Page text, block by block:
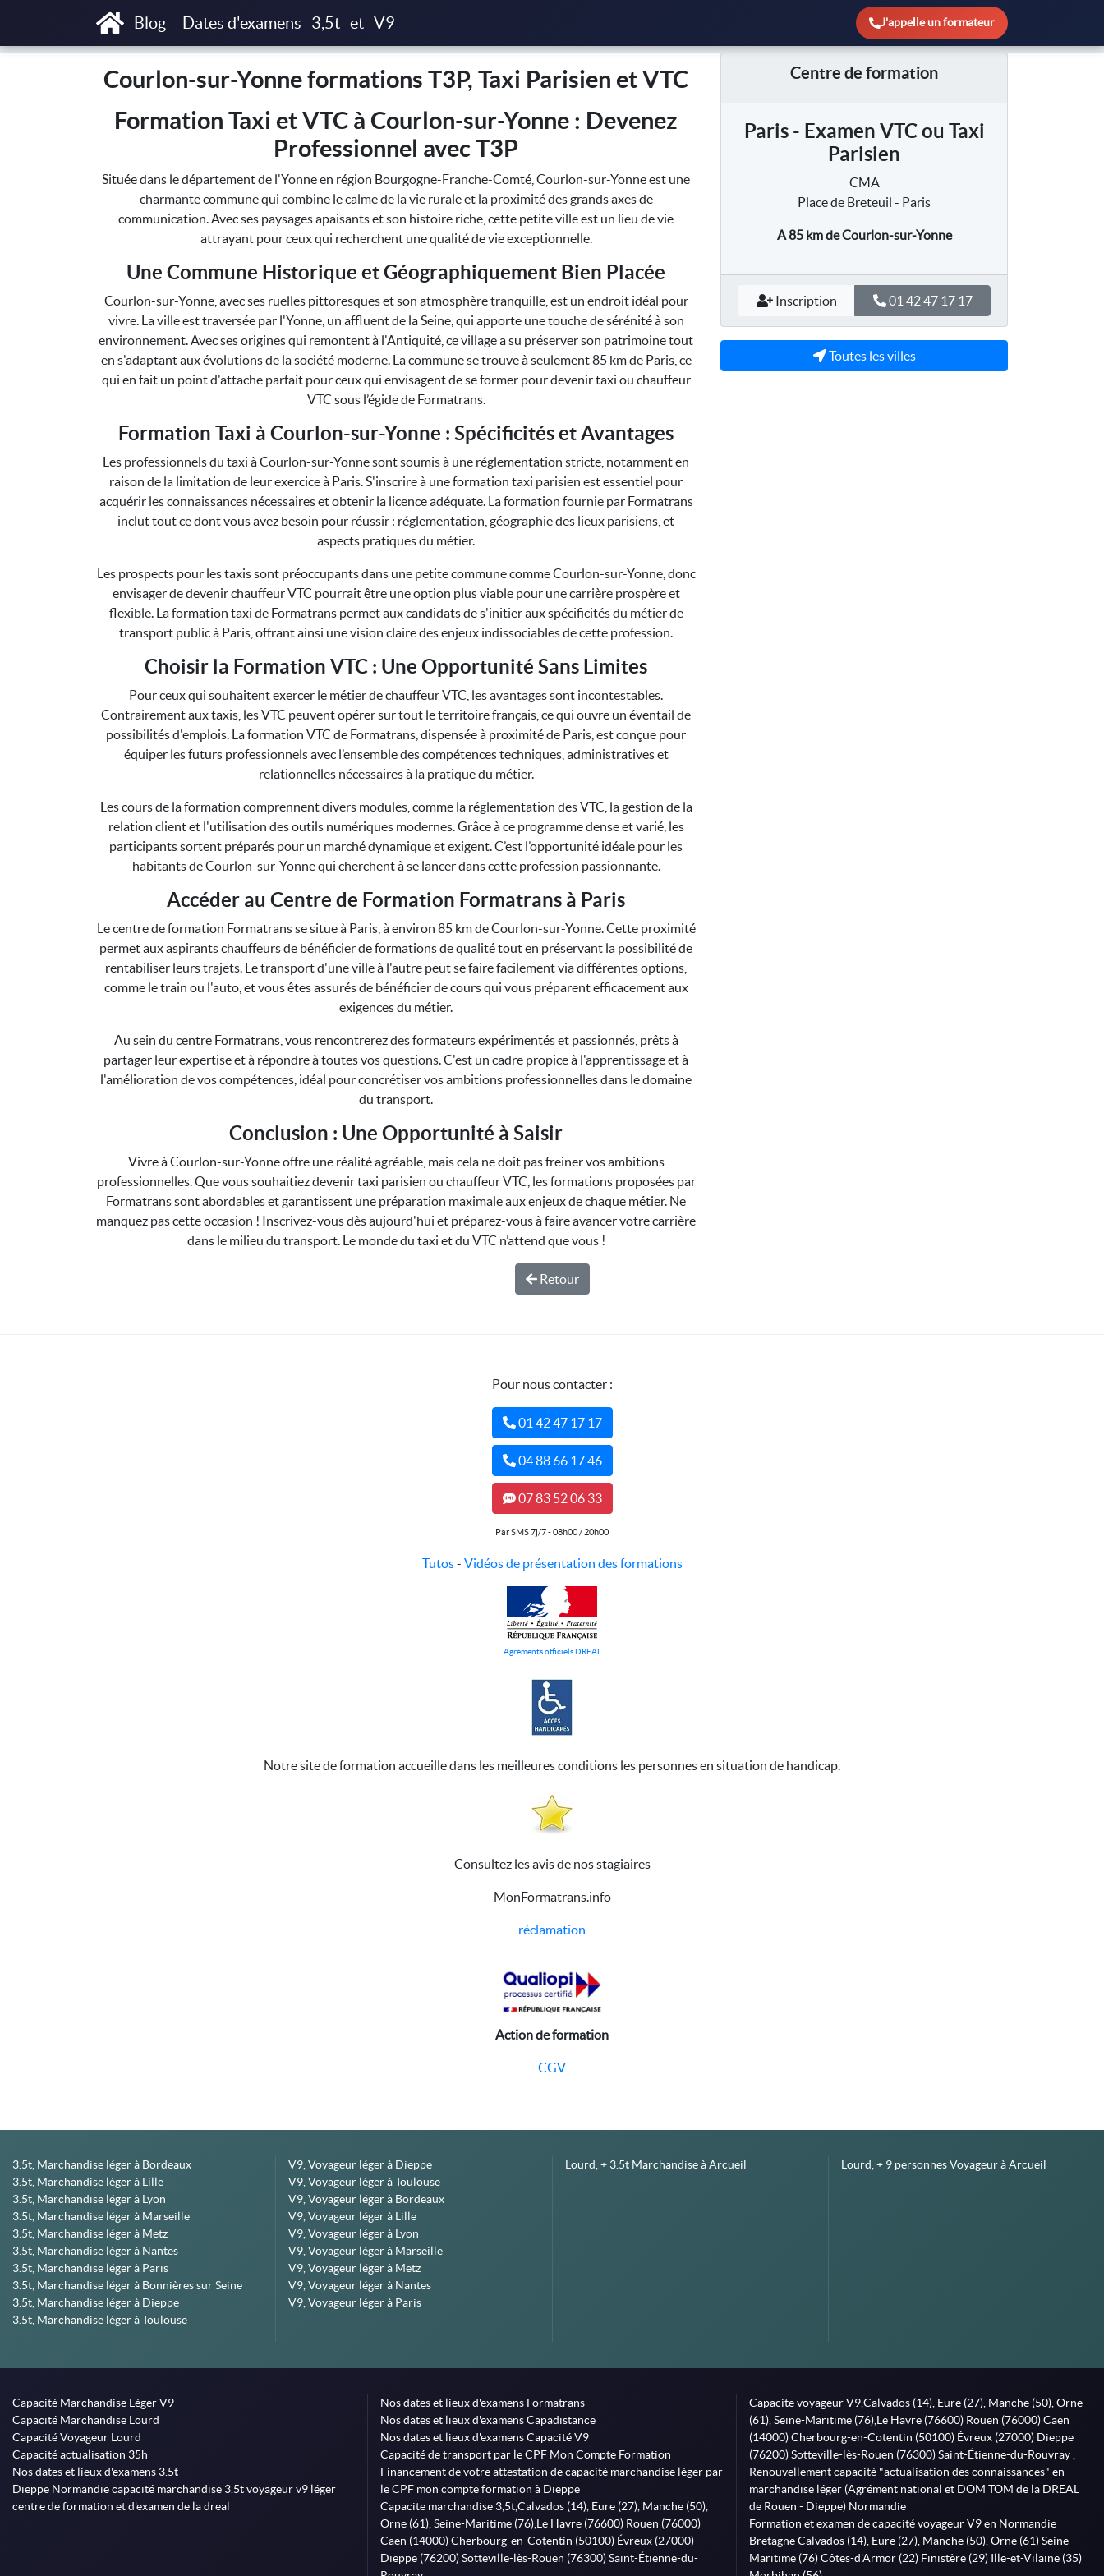
Blog Dates d'examens 3,5t et V9 J'appelle un formateur
Accueil Courlon-sur-Yonne formations T3P, Taxi Parisien et VTC
Courlon-sur-Yonne formations T3P, Taxi Parisien et VTC
Formation Taxi et VTC à Courlon-sur-Yonne : Devenez
Professionnel avec T3P
Située dans le département de l'Yonne en région Bourgogne-Franche-Comté, Courlon-sur-Yonne est une
charmante commune qui combine le calme de la vie rurale et la proximité des grands axes de
communication. Avec ses paysages apaisants et son histoire riche, cette petite ville est un lieu de vie
attrayant pour ceux qui recherchent une qualité de vie exceptionnelle.
Une Commune Historique et Géographiquement Bien Placée
Courlon-sur-Yonne, avec ses ruelles pittoresques et son atmosphère tranquille, est un endroit idéal pour
vivre. La ville est traversée par l'Yonne, un affluent de la Seine, qui apporte une touche de sérénité à son
environnement. Avec ses origines qui remontent à l'Antiquité, ce village a su préserver son patrimoine tout
en s'adaptant aux évolutions de la société moderne. La commune se trouve à seulement 85 km de Paris, ce
qui en fait un point d'attache parfait pour ceux qui envisagent de se former pour devenir taxi ou chauffeur
VTC sous l’égide de Formatrans.
Formation Taxi à Courlon-sur-Yonne : Spécificités et Avantages
Les professionnels du taxi à Courlon-sur-Yonne sont soumis à une réglementation stricte, notamment en
raison de la limitation de leur exercice à Paris. S'inscrire à une formation taxi parisien est essentiel pour
acquérir les connaissances nécessaires et obtenir la licence adéquate. La formation fournie par Formatrans
inclut tout ce dont vous avez besoin pour réussir : réglementation, géographie des lieux parisiens, et
aspects pratiques du métier.
Les prospects pour les taxis sont préoccupants dans une petite commune comme Courlon-sur-Yonne, donc
envisager de devenir chauffeur VTC pourrait être une option plus viable pour une carrière prospère et
flexible. La formation taxi de Formatrans permet aux candidats de s'initier aux spécificités du métier de
transport public à Paris, offrant ainsi une vision claire des enjeux indissociables de cette profession.
Choisir la Formation VTC : Une Opportunité Sans Limites
Pour ceux qui souhaitent exercer le métier de chauffeur VTC, les avantages sont incontestables.
Contrairement aux taxis, les VTC peuvent opérer sur tout le territoire français, ce qui ouvre un éventail de
possibilités d'emplois. La formation VTC de Formatrans, dispensée à proximité de Paris, est conçue pour
équiper les futurs professionnels avec l’ensemble des compétences techniques, administratives et
relationnelles nécessaires à la pratique du métier.
Les cours de la formation comprennent divers modules, comme la réglementation des VTC, la gestion de la
relation client et l'utilisation des outils numériques modernes. Grâce à ce programme dense et varié, les
participants sortent préparés pour un marché dynamique et exigent. C’est l’opportunité idéale pour les
habitants de Courlon-sur-Yonne qui cherchent à se lancer dans cette profession passionnante.
Accéder au Centre de Formation Formatrans à Paris
Le centre de formation Formatrans se situe à Paris, à environ 85 km de Courlon-sur-Yonne. Cette proximité
permet aux aspirants chauffeurs de bénéficier de formations de qualité tout en préservant la possibilité de
rentabiliser leurs trajets. Le transport d'une ville à l'autre peut se faire facilement via différentes options,
comme le train ou l'auto, et vous êtes assurés de bénéficier de cours qui vous préparent efficacement aux
exigences du métier.
Au sein du centre Formatrans, vous rencontrerez des formateurs expérimentés et passionnés, prêts à
partager leur expertise et à répondre à toutes vos questions. C'est un cadre propice à l'apprentissage et à
l'amélioration de vos compétences, idéal pour concrétiser vos ambitions professionnelles dans le domaine
du transport.
Conclusion : Une Opportunité à Saisir
Vivre à Courlon-sur-Yonne offre une réalité agréable, mais cela ne doit pas freiner vos ambitions
professionnelles. Que vous souhaitiez devenir taxi parisien ou chauffeur VTC, les formations proposées par
Formatrans sont abordables et garantissent une préparation maximale aux enjeux de chaque métier. Ne
manquez pas cette occasion ! Inscrivez-vous dès aujourd'hui et préparez-vous à faire avancer votre carrière
dans le milieu du transport. Le monde du taxi et du VTC n’attend que vous !
Centre de formation
Paris - Examen VTC ou Taxi
Parisien
CMA
Place de Breteuil - Paris
A 85 kmde Courlon-sur-Yonne
Inscription 01 42 47 17 17
Toutes les villes
Retour
Pour nous contacter :
01 42 47 17 17
04 88 66 17 46
07 83 52 06 33
Par SMS 7j/7 - 08h00 / 20h00
Tutos- Vidéos de présentation des formations
Agréments officiels DREAL
Notre site de formation accueille dans les meilleures conditions les personnes en situation de handicap.
Consultez les avis de nos stagiaires
MonFormatrans.info
réclamation
Action de formation
CGV
3.5t, Marchandise léger à Bordeaux
3.5t, Marchandise léger à Lille
3.5t, Marchandise léger à Lyon
3.5t, Marchandise léger à Marseille
3.5t, Marchandise léger à Metz
3.5t, Marchandise léger à Nantes
3.5t, Marchandise léger à Paris
3.5t, Marchandise léger à Bonnières sur Seine
3.5t, Marchandise léger à Dieppe
3.5t, Marchandise léger à Toulouse
V9, Voyageur léger à Dieppe
V9, Voyageur léger à Toulouse
V9, Voyageur léger à Bordeaux
V9, Voyageur léger à Lille
V9, Voyageur léger à Lyon
V9, Voyageur léger à Marseille
V9, Voyageur léger à Metz
V9, Voyageur léger à Nantes
V9, Voyageur léger à Paris
Lourd, + 3.5t Marchandise à Arcueil Lourd, + 9 personnes Voyageur à Arcueil
Capacité Marchandise Léger V9
Capacité Marchandise Lourd
Capacité Voyageur Lourd
Capacité actualisation 35h
Nos dates et lieux d'examens 3.5t
Dieppe Normandie capacité marchandise 3.5t voyageur v9 léger
centre de formation et d'examen de la dreal
Nos dates et lieux d'examens Formatrans
Nos dates et lieux d'examens Capadistance
Nos dates et lieux d'examens Capacité V9
Capacité de transport par le CPF Mon Compte Formation
Financement de votre attestation de capacité marchandise léger par
le CPF mon compte formation à Dieppe
Capacite marchandise 3,5t,Calvados (14), Eure (27), Manche (50),
Orne (61), Seine-Maritime (76),Le Havre (76600) Rouen (76000)
Caen (14000) Cherbourg-en-Cotentin (50100) Évreux (27000)
Dieppe (76200) Sotteville-lès-Rouen (76300) Saint-Étienne-du-
Capacite voyageur V9,Calvados (14), Eure (27), Manche (50), Orne
(61), Seine-Maritime (76),Le Havre (76600) Rouen (76000) Caen
(14000) Cherbourg-en-Cotentin (50100) Évreux (27000) Dieppe
(76200) Sotteville-lès-Rouen (76300) Saint-Étienne-du-Rouvray ,
Renouvellement capacité "actualisation des connaissances" en
marchandise léger (Agrément national et DOM TOM de la DREAL
de Rouen - Dieppe) Normandie
Formation et examen de capacité voyageur V9 en Normandie
Bretagne Calvados (14), Eure (27), Manche (50), Orne (61) Seine-
Maritime (76) Côtes-d'Armor (22) Finistère (29) Ille-et-Vilaine (35)